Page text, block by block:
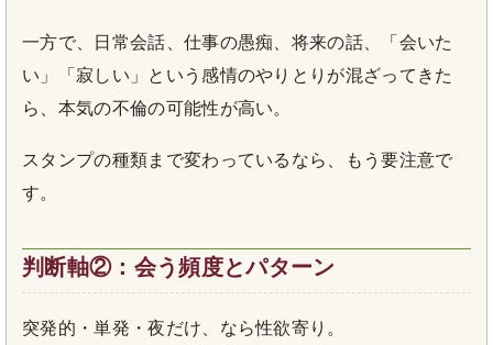
一方で、日常会話、仕事の愚痴、将来の話、「会いた
い」「寂しい」という感情のやりとりが混ざってきた
ら、本気の不倫の可能性が高い。
スタンプの種類まで変わっているなら、もう要注意で
す。
判断軸②：会う頻度とパターン
突発的・単発・夜だけ、なら性欲寄り。